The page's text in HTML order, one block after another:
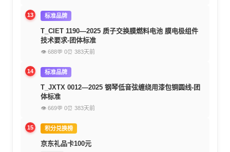
13 标准品牌
T_CIET 1190—2025 质子交换膜燃料电池 膜电极组件
技术要求-团体标准
👁 688💬 0⏰ 383天前
14 标准品牌
T_JXTX 0012—2025 钢琴低音弦缠绕用漆包铜圆线-团
体标准
👁 669💬 0⏰ 383天前
15 积分兑换榜
京东礼品卡100元